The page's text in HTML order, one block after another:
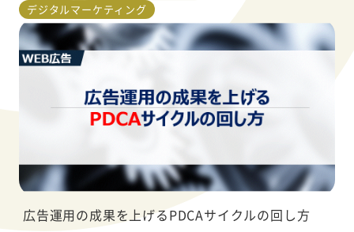
デジタルマーケティング
広告運用の成果を上げるPDCAサイクルの回し方